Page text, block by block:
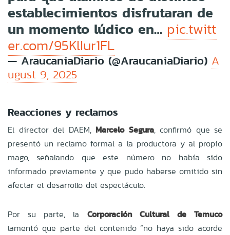
establecimientos disfrutaran de
un momento lúdico en… pic.twitt
er.com/95KlIur1FL
— AraucaniaDiario (@AraucaniaDiario) A
ugust 9, 2025
Reacciones y reclamos
El director del DAEM, Marcelo Segura, confirmó que se
presentó un reclamo formal a la productora y al propio
mago, señalando que este número no había sido
informado previamente y que pudo haberse omitido sin
afectar el desarrollo del espectáculo.
Por su parte, la Corporación Cultural de Temuco
lamentó que parte del contenido “no haya sido acorde